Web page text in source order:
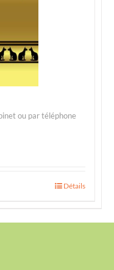
ou par téléphone
Détails